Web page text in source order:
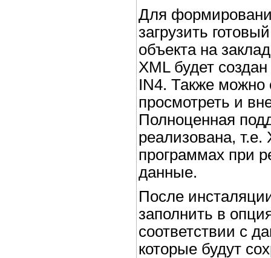
Для
загрузить
объекта на
XML будет
IN4. Также можно
просмотреть и
Полноценная
реализована, т.е.
программах при
данные.
После
заполнить в
соответствии с
которые будут